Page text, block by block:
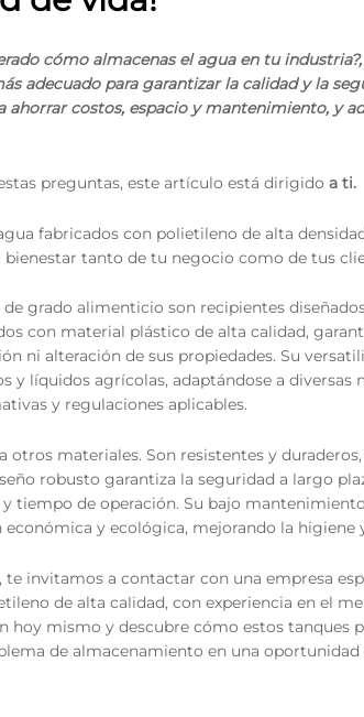
cómo almacenas el agua en tu
adecuado para garantizar la calidad y la
costos, espacio y mantenimiento, y
preguntas, este artículo está dirigido a ti.
fabricados con polietileno de alta
tanto de tu negocio como de tus
de grado alimenticio son recipientes
con material plástico de alta calidad,
ni alteración de sus propiedades. Su
líquidos agrícolas, adaptándose a diversas
y regulaciones aplicables.
otros materiales. Son resistentes y
robusto garantiza la seguridad a largo
tiempo de operación. Su bajo
y ecológica, mejorando la higiene
invitamos a contactar con una empresa
de alta calidad, con experiencia en el
hoy mismo y descubre cómo estos tanques
de almacenamiento en una